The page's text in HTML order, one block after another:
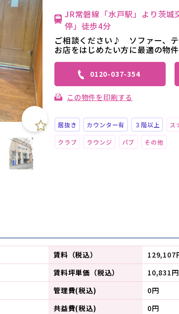
JR常磐線「水戸駅」より茨
停」徒歩4分
ご相談ください♪ ソファー、
お店をはじめたい方に最適の物
0120-037-354
この物件を印刷する
居抜き カウンター有 ３階以上 ス
クラブ ラウンジ パブ その他
賃料（税込）
129,107
賃料坪単価（税込）
10,831円
管理費(税込)
0円
共益費(税込)
0円